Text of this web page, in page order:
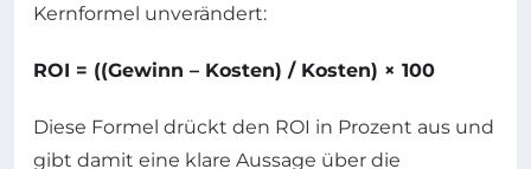
Kernformel unverändert:
ROI = ((Gewinn – Kosten) / Kosten) × 100
Diese Formel drückt den ROI in Prozent aus und
gibt damit eine klare Aussage über die